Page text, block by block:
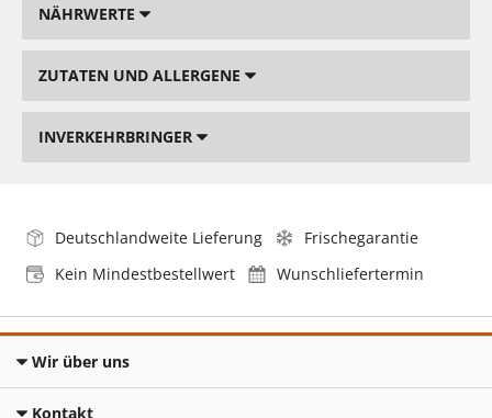
NÄHRWERTE
ZUTATEN UND ALLERGENE
INVERKEHRBRINGER
Deutschlandweite Lieferung
Frischegarantie
Kein Mindestbestellwert
Wunschliefertermin
Wir über uns
Kontakt